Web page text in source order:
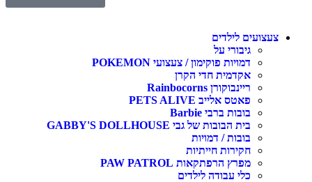
לילדים
גיבורי על
דמויות פוקימון / צעצועי POKEMON
אקדמית חדי הקרן
ריינבוקורן Rainbocorns
פאטס אלייב PETS ALIVE
בובות ברבי Barbie
בית הבובות של גבי GABBY'S DOLLHOUSE
בובות / דמויות
חקירות חייתיות
מפרץ הרפתקאות PAW PATROL
כלי עבודה לילדים